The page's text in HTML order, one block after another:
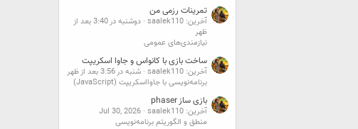
تمرینات رزمی من
آخرین: saalek110
دوشنبه در 3:40 بعد از
ظهر
نیازمندی‌های عمومی
ساخت بازی با کانواس و جاوا اسکریپت
آخرین: saalek110
شنبه در 3:56 بعد از ظهر
برنامه‌نویسی با جاوااسکریپت (JavaScript)
بازی ساز phaser
آخرین: saalek110
Jul 30, 2026
منطق و الگوریتم برنامه‌نویسی